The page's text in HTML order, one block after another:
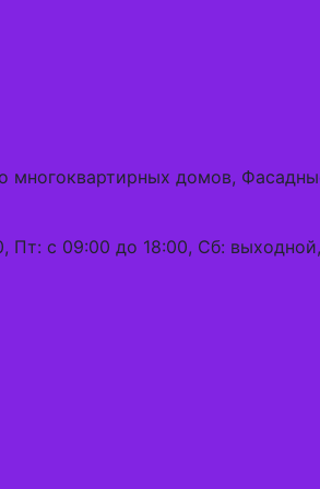
многоквартирных домов,
Пт: с 09:00 до 18:00, Сб: